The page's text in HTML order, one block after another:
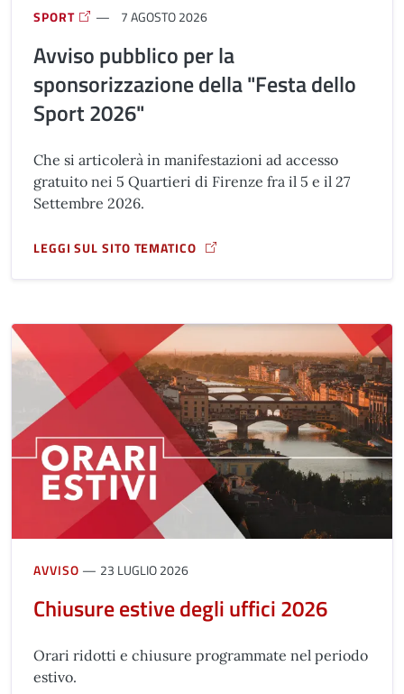
SPORT 7 AGOSTO 2026
Avviso pubblico per la
sponsorizzazione della "Festa dello
Sport 2026"
Che si articolerà in manifestazioni ad accesso
gratuito nei 5 Quartieri di Firenze fra il 5 e il 27
Settembre 2026.
LEGGI SUL SITO TEMATICO
A PROPOSITO DI AVVISO PUBBLICO PER LA
AVVISO 23 LUGLIO 2026
Chiusure estive degli uffici 2026
Orari ridotti e chiusure programmate nel periodo
estivo.